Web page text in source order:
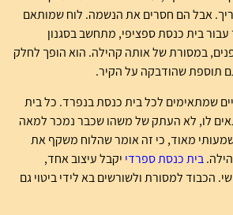
אבל הם חסרים את הנשמה. לוח שמותאם
בית כנסת ספציפי, מתחשב בסגנון
במסורת של אותה קהילה. הוא הופך לחלק
תוספת שהודבקה על הקיר.
שמתאימים לכל בית כנסת בנפרד. כל בית
לו, לא העתק של משהו שכבר נמכר למאה
מאוד, כי זה אומר שהלוח משקף את
בית כנסת ספרדי יקבל עיצוב אחד,
הכבוד למסורת ולשורשים בא לידי ביטוי גם